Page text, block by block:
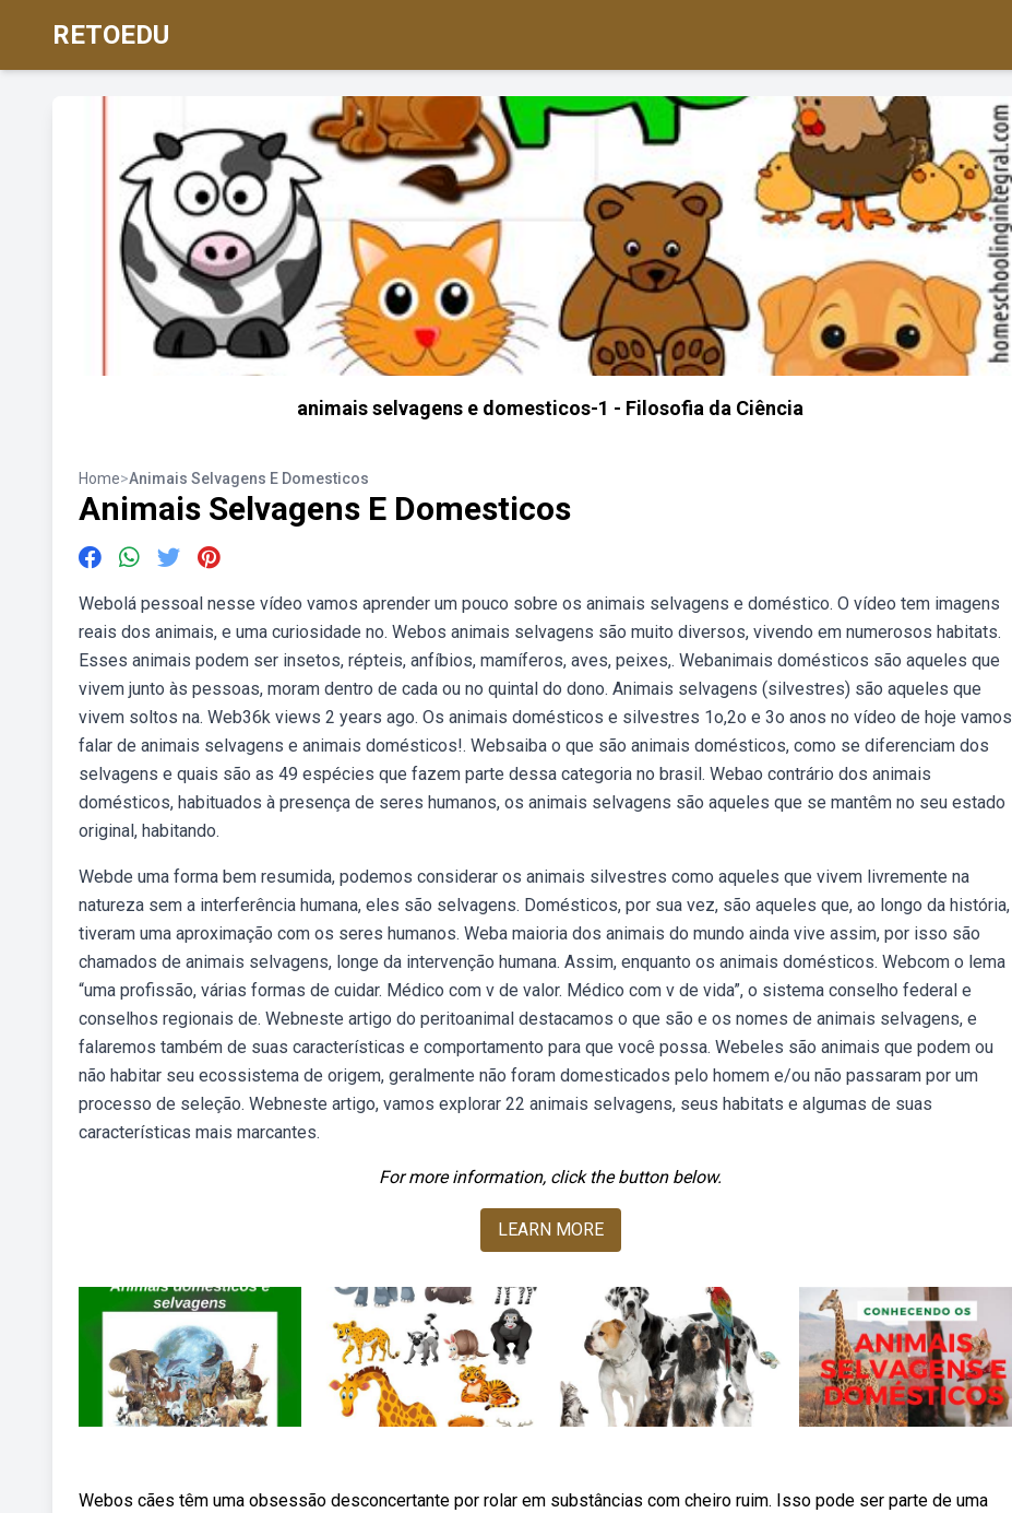
RETOEDU
animais selvagens e domesticos-1 - Filosofia da Ciência
Home>Animais Selvagens E Domesticos
Animais Selvagens E Domesticos
Webolá pessoal nesse vídeo vamos aprender um pouco sobre os animais selvagens e doméstico. O vídeo tem imagens
reais dos animais, e uma curiosidade no. Webos animais selvagens são muito diversos, vivendo em numerosos habitats.
Esses animais podem ser insetos, répteis, anfíbios, mamíferos, aves, peixes,. Webanimais domésticos são aqueles que
vivem junto às pessoas, moram dentro de cada ou no quintal do dono. Animais selvagens (silvestres) são aqueles que
vivem soltos na. Web36k views 2 years ago. Os animais domésticos e silvestres 1o,2o e 3o anos no vídeo de hoje vamos
falar de animais selvagens e animais domésticos!. Websaiba o que são animais domésticos, como se diferenciam dos
selvagens e quais são as 49 espécies que fazem parte dessa categoria no brasil. Webao contrário dos animais
domésticos, habituados à presença de seres humanos, os animais selvagens são aqueles que se mantêm no seu estado
original, habitando.
Webde uma forma bem resumida, podemos considerar os animais silvestres como aqueles que vivem livremente na
natureza sem a interferência humana, eles são selvagens. Domésticos, por sua vez, são aqueles que, ao longo da história,
tiveram uma aproximação com os seres humanos. Weba maioria dos animais do mundo ainda vive assim, por isso são
chamados de animais selvagens, longe da intervenção humana. Assim, enquanto os animais domésticos. Webcom o lema
“uma profissão, várias formas de cuidar. Médico com v de valor. Médico com v de vida”, o sistema conselho federal e
conselhos regionais de. Webneste artigo do peritoanimal destacamos o que são e os nomes de animais selvagens, e
falaremos também de suas características e comportamento para que você possa. Webeles são animais que podem ou
não habitar seu ecossistema de origem, geralmente não foram domesticados pelo homem e/ou não passaram por um
processo de seleção. Webneste artigo, vamos explorar 22 animais selvagens, seus habitats e algumas de suas
características mais marcantes.
For more information, click the button below.
LEARN MORE
Webos cães têm uma obsessão desconcertante por rolar em substâncias com cheiro ruim. Isso pode ser parte de uma